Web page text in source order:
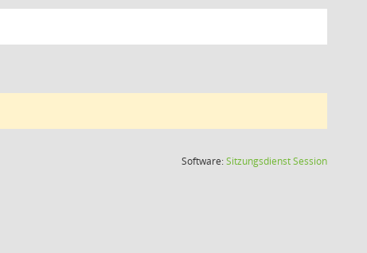
Software:SitzungsdienstSession(Wird in